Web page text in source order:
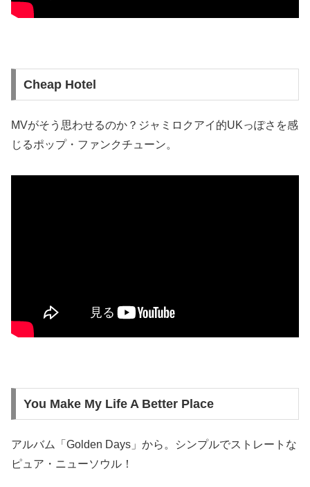
Cheap Hotel
MVがそう思わせるのか？ジャミロクアイ的UKっぽさを感
じるポップ・ファンクチューン。
You Make My Life A Better Place
アルバム「Golden Days」から。シンプルでストレートな
ピュア・ニューソウル！